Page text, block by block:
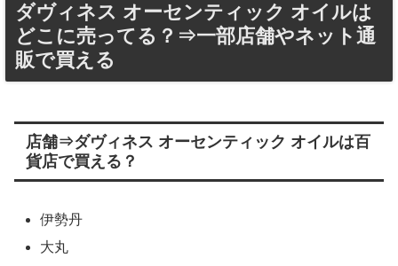
ダヴィネス オーセンティック オイルは
どこに売ってる？⇒一部店舗やネット通
販で買える
店舗⇒ダヴィネス オーセンティック オイルは百
貨店で買える？
伊勢丹
大丸